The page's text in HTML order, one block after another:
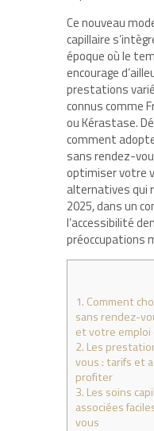
Ce nouveau
capillaire
époque où le
encourage
prestations
connus comme
ou Kérastase.
comment
sans rendez-
optimiser votre
alternatives qui
2025, dans un
l’accessibilité
préoccupations
1. Comment
sans rendez-
et votre emploi
2. Les
vous : tarifs et
profiter
3. Les soins
associées
vous